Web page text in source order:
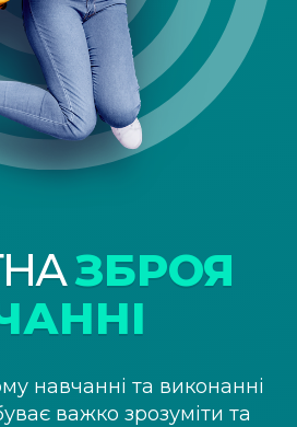
ЗБРОЯ
навчанні та виконанні
важко зрозуміти та